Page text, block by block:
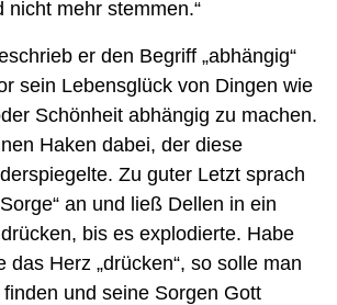
nicht mehr stemmen.“
er den Begriff „abhängig“
sein Lebensglück von Dingen wie
Schönheit abhängig zu machen.
Haken dabei, der diese
Zu guter Letzt sprach
an und ließ Dellen in ein
bis es explodierte. Habe
das Herz „drücken“, so solle man
und seine Sorgen Gott